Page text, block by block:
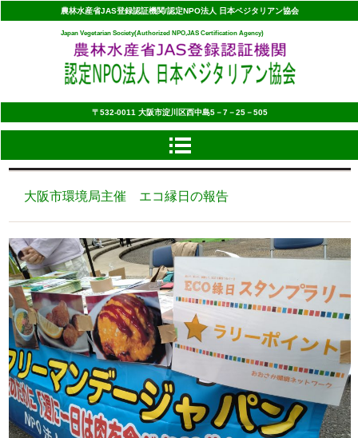
Japan Vegetarian Society(Authorized NPO,JAS Certification Agency)
農林水産省JAS登録認証機関/認定NPO法人 日本ベジタリアン協会
〒532‐0011 大阪市淀川区西中島5－7－25－505
大阪市環境局主催 エコ縁日の報告